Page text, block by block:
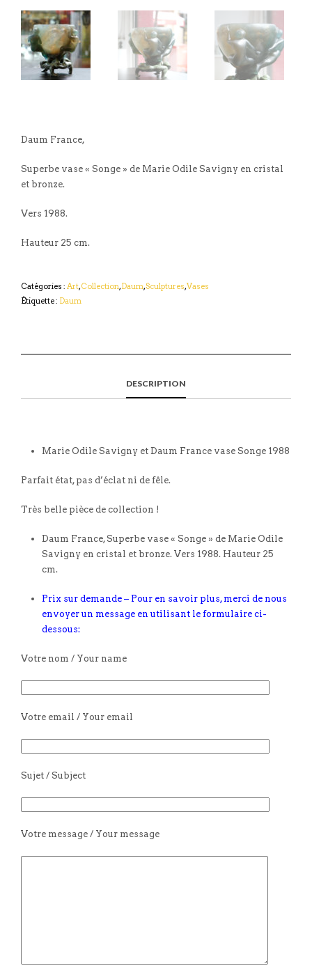
Daum France,
Superbe vase « Songe » de Marie Odile Savigny en cristal
et bronze.
Vers 1988.
Hauteur 25 cm.
Catégories : Art,Collection,Daum,Sculptures,Vases
Étiquette : Daum
DESCRIPTION
Marie Odile Savigny et Daum France vase Songe 1988
Parfait état, pas d’éclat ni de fêle.
Très belle pièce de collection !
Daum France, Superbe vase « Songe » de Marie Odile
Savigny en cristal et bronze. Vers 1988. Hauteur 25
cm.
Prix sur demande – Pour en savoir plus, merci de nous
envoyer un message en utilisant le formulaire ci-
dessous:
Votre nom / Your name
Votre email / Your email
Sujet / Subject
Votre message / Your message